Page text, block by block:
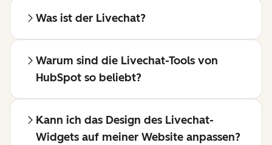
Was ist der Livechat?
Warum sind die Livechat-Tools von
HubSpot so beliebt?
Kann ich das Design des Livechat-
Widgets auf meiner Website anpassen?